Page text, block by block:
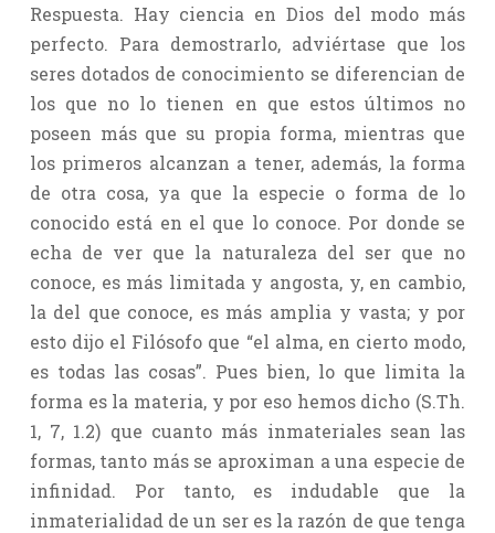
Respuesta. Hay ciencia en Dios del modo más
perfecto. Para demostrarlo, adviértase que los
seres dotados de conocimiento se diferencian de
los que no lo tienen en que estos últimos no
poseen más que su propia forma, mientras que
los primeros alcanzan a tener, además, la forma
de otra cosa, ya que la especie o forma de lo
conocido está en el que lo conoce. Por donde se
echa de ver que la naturaleza del ser que no
conoce, es más limitada y angosta, y, en cambio,
la del que conoce, es más amplia y vasta; y por
esto dijo el Filósofo que “el alma, en cierto modo,
es todas las cosas”. Pues bien, lo que limita la
forma es la materia, y por eso hemos dicho (S.Th.
1, 7, 1.2) que cuanto más inmateriales sean las
formas, tanto más se aproximan a una especie de
infinidad. Por tanto, es indudable que la
inmaterialidad de un ser es la razón de que tenga